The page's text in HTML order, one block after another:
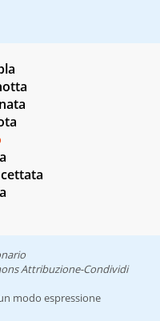
Attribuzione-Condividi
modo espressione